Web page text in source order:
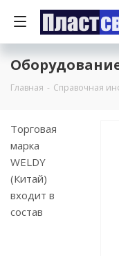
Главная - Справочная
Торговая
марка
WELDY
(Китай)
входит в
состав